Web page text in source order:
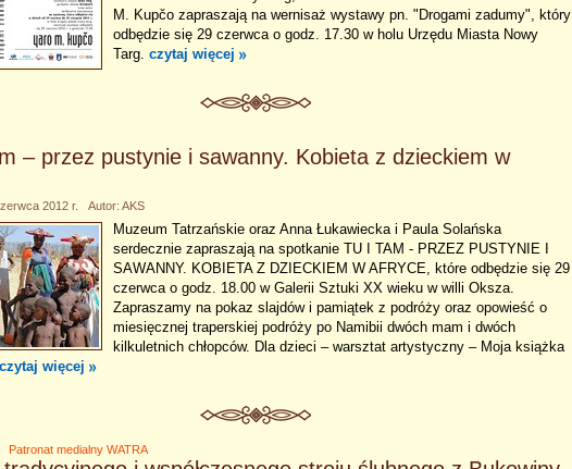
M. Kupčo zapraszają na wernisaż wystawy pn. "Drogami zadumy", który
odbędzie się 29 czerwca o godz. 17.30 w holu Urzędu Miasta Nowy
Targ. czytaj więcej
– przez pustynie i sawanny. Kobieta z dzieckiem w
2012 r. Autor: AKS
Muzeum Tatrzańskie oraz Anna Łukawiecka i Paula Solańska
serdecznie zapraszają na spotkanie TU I TAM - PRZEZ PUSTYNIE I
SAWANNY. KOBIETA Z DZIECKIEM W AFRYCE, które odbędzie się 29
czerwca o godz. 18.00 w Galerii Sztuki XX wieku w willi Oksza.
Zapraszamy na pokaz slajdów i pamiątek z podróży oraz opowieść o
miesięcznej traperskiej podróży po Namibii dwóch mam i dwóch
kilkuletnich chłopców. Dla dzieci – warsztat artystyczny – Moja książka
czytaj więcej
Patronat medialny WATRA